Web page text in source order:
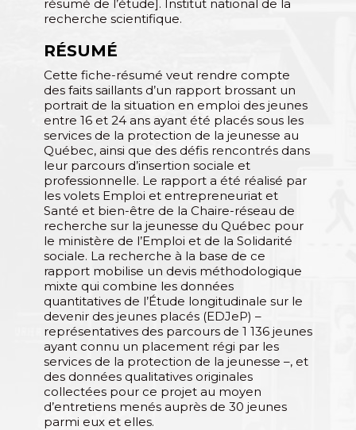
résumé de l’étude]. Institut national de la
recherche scientifique.
RÉSUMÉ
Cette fiche-résumé veut rendre compte
des faits saillants d’un rapport brossant un
portrait de la situation en emploi des jeunes
entre 16 et 24 ans ayant été placés sous les
services de la protection de la jeunesse au
Québec, ainsi que des défis rencontrés dans
leur parcours d’insertion sociale et
professionnelle. Le rapport a été réalisé par
les volets Emploi et entrepreneuriat et
Santé et bien-être de la Chaire-réseau de
recherche sur la jeunesse du Québec pour
le ministère de l’Emploi et de la Solidarité
sociale. La recherche à la base de ce
rapport mobilise un devis méthodologique
mixte qui combine les données
quantitatives de l’Étude longitudinale sur le
devenir des jeunes placés (EDJeP) –
représentatives des parcours de 1 136 jeunes
ayant connu un placement régi par les
services de la protection de la jeunesse –, et
des données qualitatives originales
collectées pour ce projet au moyen
d’entretiens menés auprès de 30 jeunes
parmi eux et elles.